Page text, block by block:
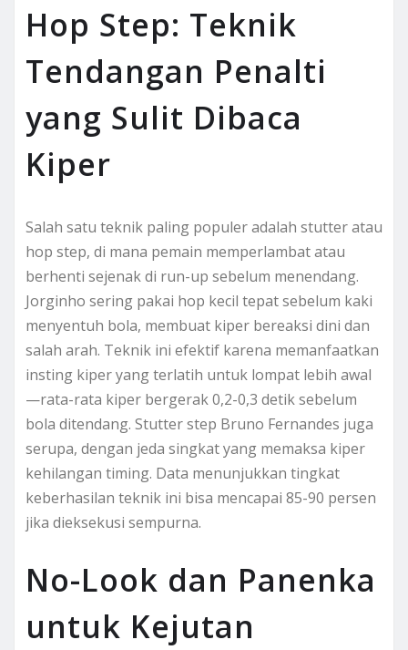
Hop Step: Teknik
Tendangan Penalti
yang Sulit Dibaca
Kiper
Salah satu teknik paling populer adalah stutter atau
hop step, di mana pemain memperlambat atau
berhenti sejenak di run-up sebelum menendang.
Jorginho sering pakai hop kecil tepat sebelum kaki
menyentuh bola, membuat kiper bereaksi dini dan
salah arah. Teknik ini efektif karena memanfaatkan
insting kiper yang terlatih untuk lompat lebih awal
—rata-rata kiper bergerak 0,2-0,3 detik sebelum
bola ditendang. Stutter step Bruno Fernandes juga
serupa, dengan jeda singkat yang memaksa kiper
kehilangan timing. Data menunjukkan tingkat
keberhasilan teknik ini bisa mencapai 85-90 persen
jika dieksekusi sempurna.
No-Look dan Panenka
untuk Kejutan